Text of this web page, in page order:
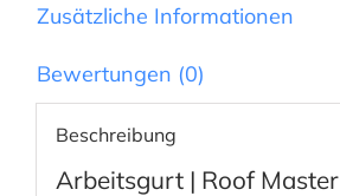
Zusätzliche Informationen
Bewertungen (0)
Beschreibung
Arbeitsgurt | Roof Master